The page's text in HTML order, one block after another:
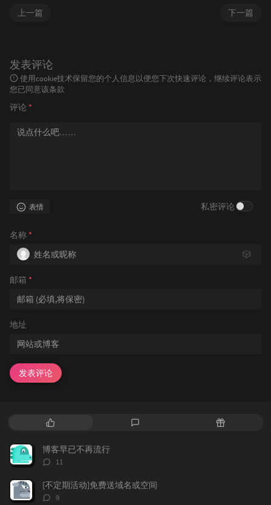
下一篇
上一篇
发表评论
使用cookie技术保留您的个人信息以便您下次快速评论，继续评论表示
您已同意该条款
评论 *
表情 私密评论
名称 *
🎲
邮箱 *
地址
发表评论
热
文
章
随
博客早已不再流行
评
数：
11
[不定期活动]免费送域名或空间
评
9